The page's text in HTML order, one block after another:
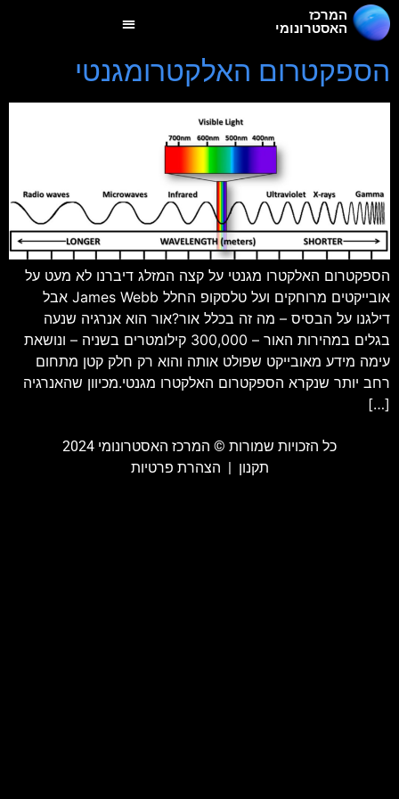
המרכז
האסטרונומי
הספקטרום האלקטרומגנטי
הספקטרום האלקטרו מגנטי על קצה המזלג דיברנו לא מעט על
אובייקטים מרוחקים ועל טלסקופ החלל James Webb אבל
דילגנו על הבסיס – מה זה בכלל אור?אור הוא אנרגיה שנעה
בגלים במהירות האור – 300,000 קילומטרים בשניה – ונושאת
עימה מידע מאובייקט שפולט אותה והוא רק חלק קטן מתחום
רחב יותר שנקרא הספקטרום האלקטרו מגנטי.מכיוון שהאנרגיה
[…]
כל הזכויות שמורות ©️ המרכז האסטרונומי 2024
תקנון
הצהרת פרטיות